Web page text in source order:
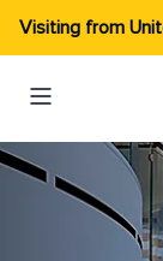
Visiting from